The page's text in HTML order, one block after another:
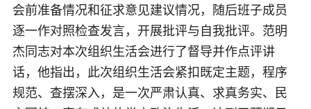
会前准备情况和征求意见建议情况，随后班子成员
逐一作对照检查发言，开展批评与自我批评。范明
杰同志对本次组织生活会进行了督导并作点评讲
话，他指出，此次组织生活会紧扣既定主题，程序
规范、查摆深入，是一次严肃认真、求真务实、民